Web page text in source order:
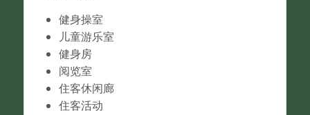
健身操室
儿童游乐室
健身房
阅览室
住客休闲廊
住客活动